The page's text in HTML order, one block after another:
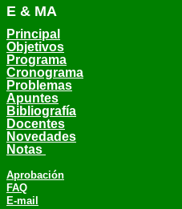
E & MA
Principal
Objetivos
Programa
Cronograma
Problemas
Apuntes
Bibliografía
Docentes
Novedades
Notas
Aprobación
FAQ
E-mail